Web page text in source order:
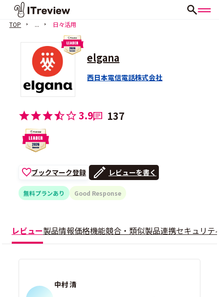
TOP ... 日々活用
elgana
西日本電信電話株式会社
3.9 137
ブックマーク登録 レビューを書く
無料プランあり Good Response
レビュー製品情報価格機能競合・類似製品連携セキュリテ
中村 清